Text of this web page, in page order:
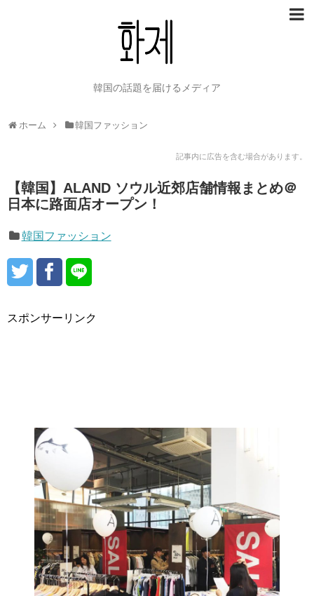
韓国の話題を届けるメディア
ホーム 韓国ファッション
記事内に広告を含む場合があります。
【韓国】ALAND ソウル近郊店舗情報まとめ＠
日本に路面店オープン！
韓国ファッション
スポンサーリンク